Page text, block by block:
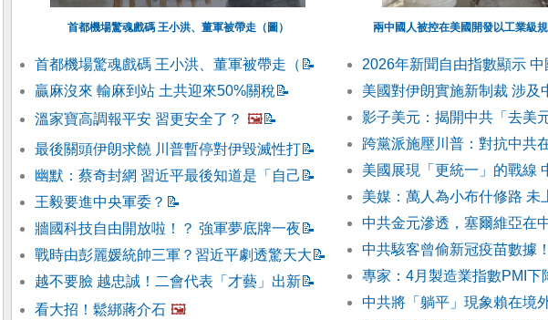
首都機場驚魂戲碼 王小洪、董軍被帶走（圖）
首都機場驚魂戲碼 王小洪、董軍被帶走（ 📝
贏麻沒來 輸麻到站 土共迎來50%關稅 📝
溫家寶高調報平安 習更安全了？ 🖼️📝
最後關頭伊朗求饒 川普暫停對伊毀滅性打📝
幽默：蔡奇封網 習近平最後知道是「自己 📝
王毅要進中央軍委？ 📝
牆國科技自由開放啦！？ 強軍夢底牌一夜 📝
戰時由彭麗媛統帥三軍？習近平劇透驚天大 📝
越不要臉 越忠誠！二會代表「才藝」出新📝
看大招！鬆綁蔣介石 🖼️
兩中國人被控在美國開發以工業級
2026年新聞自由指數顯示
美國對伊朗實施新制裁 涉及
影子美元：揭開中共「去美
跨黨派施壓川普：對抗中共
美國展現「更統一」的戰線
美媒：萬人為小布什修路 未
中共金元滲透，塞爾維亞在
中共駭客曾偷新冠疫苗數據
專家：4月製造業指數PMI下
中共將「躺平」現象賴在境